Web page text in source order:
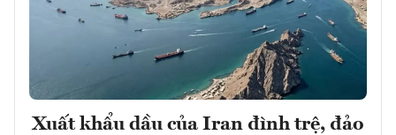
Xuất khẩu dầu của Iran đình trệ, đảo